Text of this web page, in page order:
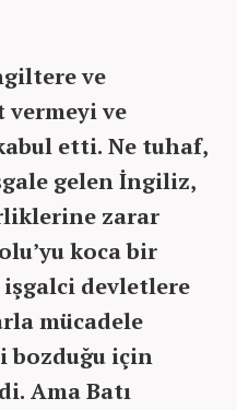
ve
ve
etti. Ne tuhaf,
gelen İngiliz,
zarar
koca bir
devletlere
mücadele
bozduğu için
Ama Batı